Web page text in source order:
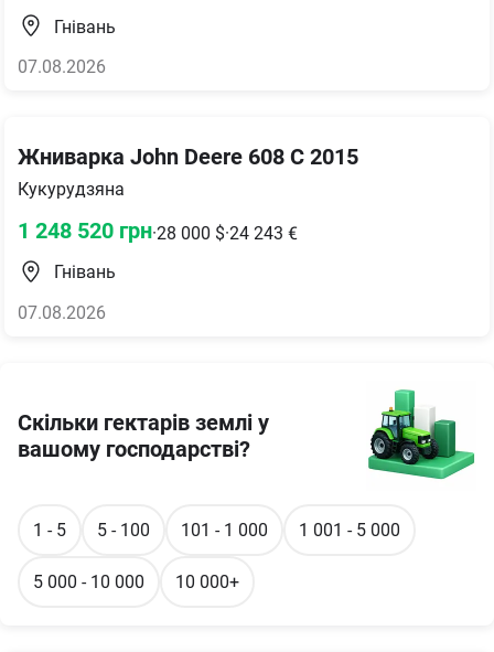
Гнівань
07.08.2026
Жниварка John Deere 608 C 2015
Кукурудзяна
1 248 520 грн·28 000 $·24 243 €
Гнівань
07.08.2026
Скільки гектарів землі у
вашому господарстві?
1 - 5 5 - 100 101 - 1 000 1 001 - 5 000
5 000 - 10 000 10 000+